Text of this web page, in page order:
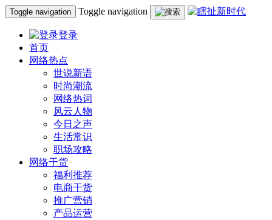
Toggle navigation Toggle navigation
登录
首页
网络热点
世说新语
时尚潮流
网络热词
风云人物
今日之声
生活常识
职场攻略
网络干货
福利推荐
电商干货
推广营销
产品运营